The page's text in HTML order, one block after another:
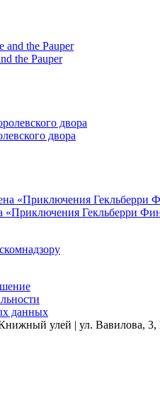
the Pauper
двора
«Приключения Гекльберри
данных
улей | ул. Вавилова, 3,